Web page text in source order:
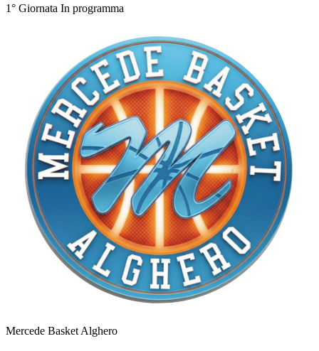
1° Giornata In programma
Mercede Basket Alghero